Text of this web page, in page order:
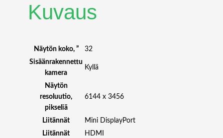
1
Kuvaus
Näytön koko, ”
32
Sisäänrakennettu
kamera
Kyllä
Näytön
resoluutio,
pikseliä
6144 x 3456
Liitännät
Mini DisplayPort
Liitännät
HDMI